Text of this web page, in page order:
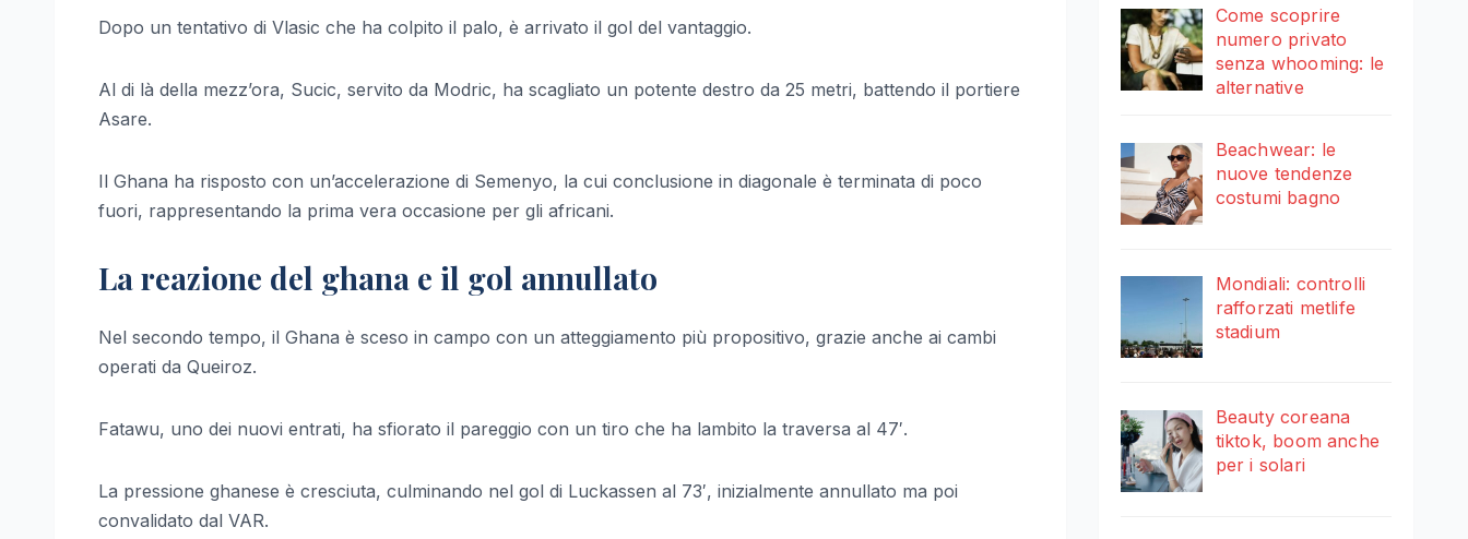
Dopo un tentativo di Vlasic che ha colpito il palo, è arrivato il gol del vantaggio.
Al di là della mezz’ora, Sucic, servito da Modric, ha scagliato un potente destro da 25 metri, battendo il portiere
Asare.
Il Ghana ha risposto con un’accelerazione di Semenyo, la cui conclusione in diagonale è terminata di poco
fuori, rappresentando la prima vera occasione per gli africani.
La reazione del ghana e il gol annullato
Nel secondo tempo, il Ghana è sceso in campo con un atteggiamento più propositivo, grazie anche ai cambi
operati da Queiroz.
Fatawu, uno dei nuovi entrati, ha sfiorato il pareggio con un tiro che ha lambito la traversa al 47′.
La pressione ghanese è cresciuta, culminando nel gol di Luckassen al 73′, inizialmente annullato ma poi
convalidato dal VAR.
Come scoprire
numero privato
senza whooming: le
alternative
Beachwear: le
nuove tendenze
costumi bagno
Mondiali: controlli
rafforzati metlife
stadium
Beauty coreana
tiktok, boom anche
per i solari